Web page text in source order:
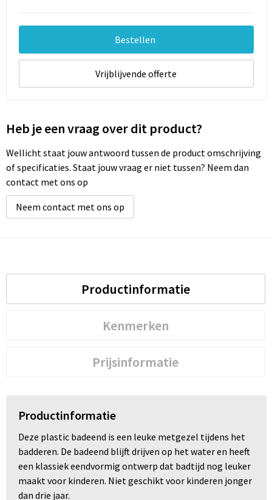
Bestellen
Vrijblijvende offerte
Heb je een vraag over dit product?
Wellicht staat jouw antwoord tussen de product omschrijving
of specificaties. Staat jouw vraag er niet tussen? Neem dan
contact met ons op
Neem contact met ons op
Productinformatie
Kenmerken
Prijsinformatie
Productinformatie
Deze plastic badeend is een leuke metgezel tijdens het
badderen. De badeend blijft drijven op het water en heeft
een klassiek eendvormig ontwerp dat badtijd nog leuker
maakt voor kinderen. Niet geschikt voor kinderen jonger
dan drie jaar.